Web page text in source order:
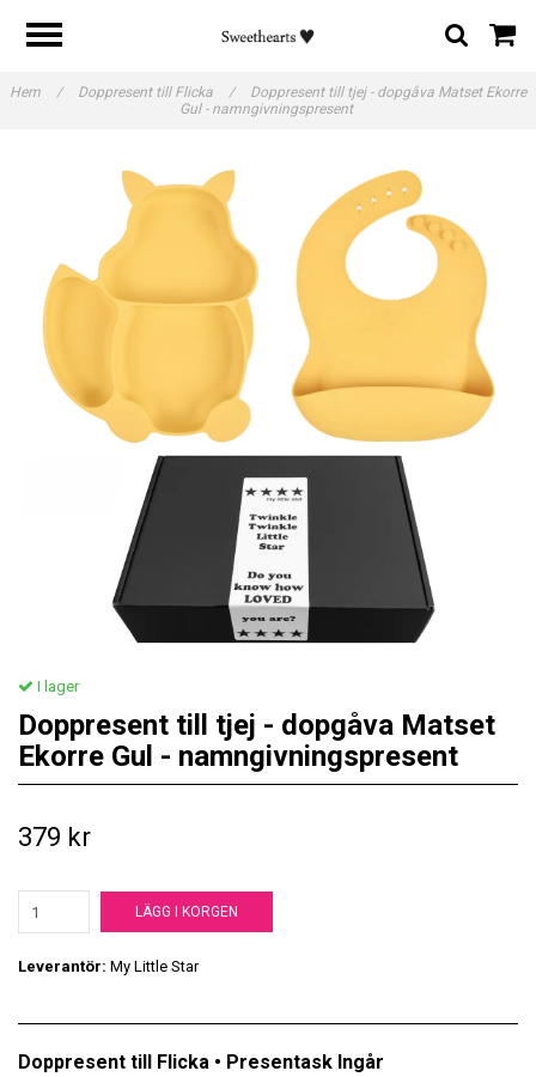
Hem / Doppresent till Flicka /
Doppresent till tjej - dopgåva Matset Ekorre
Gul - namngivningspresent
I lager
Doppresent till tjej - dopgåva Matset
Ekorre Gul - namngivningspresent
379 kr
LÄGG I KORGEN
Leverantör: My Little Star
Doppresent till Flicka • Presentask Ingår